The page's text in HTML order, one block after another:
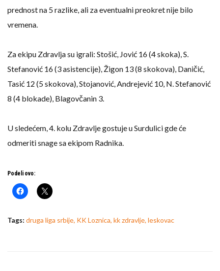
prednost na 5 razlike, ali za eventualni preokret nije bilo
vremena.
Za ekipu Zdravlja su igrali: Stošić, Jović 16 (4 skoka), S.
Stefanović 16 (3 asistencije), Žigon 13 (8 skokova), Daničić,
Tasić 12 (5 skokova), Stojanović, Andrejević 10, N. Stefanović
8 (4 blokade), Blagovčanin 3.
U sledećem, 4. kolu Zdravlje gostuje u Surdulici gde će
odmeriti snage sa ekipom Radnika.
Podeli ovo:
Tags: druga liga srbije, KK Loznica, kk zdravlje, leskovac